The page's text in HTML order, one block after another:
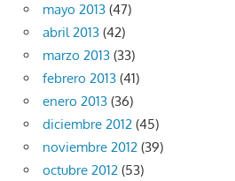
mayo 2013 (47)
abril 2013 (42)
marzo 2013 (33)
febrero 2013 (41)
enero 2013 (36)
diciembre 2012 (45)
noviembre 2012 (39)
octubre 2012 (53)